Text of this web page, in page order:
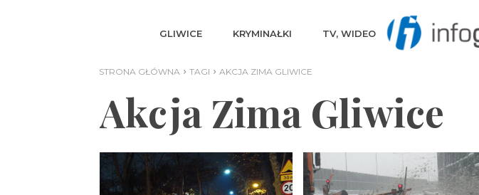
GLIWICE KRYMINAŁKI TV, WIDEO
STRONA GŁÓWNA TAGI AKCJA ZIMA GLIWICE
Akcja Zima Gliwice